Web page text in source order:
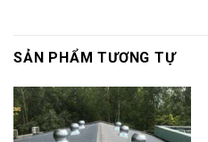
SẢN PHẨM TƯƠNG TỰ